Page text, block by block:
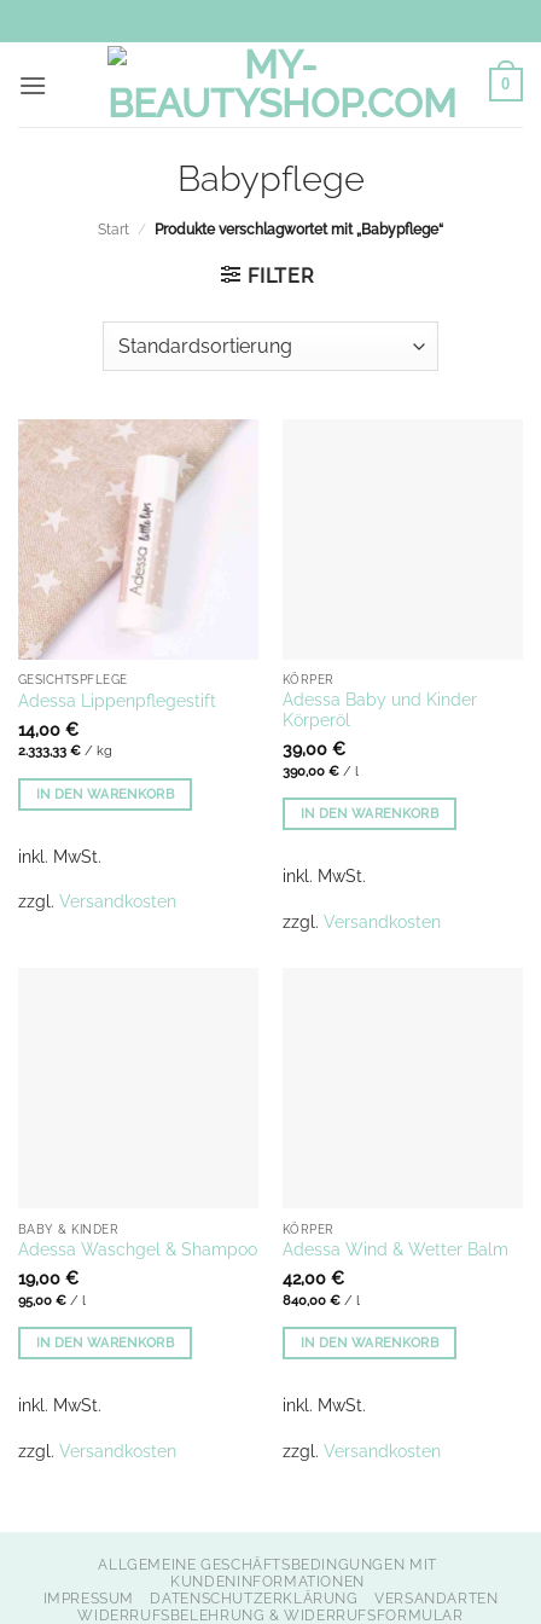
Inhalt
springen
0
Babypflege
Start / Produkte verschlagwortet mit „Babypflege“
FILTER
GESICHTSPFLEGE
Adessa Lippenpflegestift
14,00 €
2.333,33 €/ kg
IN DEN WARENKORB
inkl. MwSt.
zzgl. Versandkosten
KÖRPER
Adessa Baby und Kinder
Körperöl
39,00 €
390,00 €/ l
IN DEN WARENKORB
inkl. MwSt.
zzgl. Versandkosten
BABY & KINDER
Adessa Waschgel & Shampoo
19,00 €
95,00 €/ l
IN DEN WARENKORB
inkl. MwSt.
zzgl. Versandkosten
KÖRPER
Adessa Wind & Wetter Balm
42,00 €
840,00 €/ l
IN DEN WARENKORB
inkl. MwSt.
zzgl. Versandkosten
ALLGEMEINE GESCHÄFTSBEDINGUNGEN MIT
KUNDENINFORMATIONEN
IMPRESSUM
DATENSCHUTZERKLÄRUNG
VERSANDARTEN
WIDERRUFSBELEHRUNG & WIDERRUFSFORMULAR